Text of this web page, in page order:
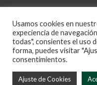
Política de
Política de
Usamos cookies en
expeciencia de
todas", consientes el uso
forma, puedes visitar
consentimientos.
Ajuste de Cookies